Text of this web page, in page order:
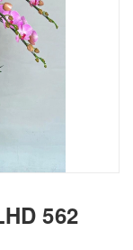
562